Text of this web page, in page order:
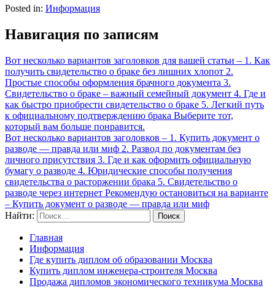
Posted in: Информация
Навигация по записям
Вот несколько вариантов заголовков для вашей статьи – 1. Как
получить свидетельство о браке без лишних хлопот 2.
Простые способы оформления брачного документа 3.
Свидетельство о браке – важный семейный документ 4. Где и
как быстро приобрести свидетельство о браке 5. Легкий путь
к официальному подтверждению брака Выберите тот,
который вам больше понравится.
Вот несколько вариантов заголовков – 1. Купить документ о
разводе — правда или миф 2. Развод по документам без
личного присутствия 3. Где и как оформить официальную
бумагу о разводе 4. Юридические способы получения
свидетельства о расторжении брака 5. Свидетельство о
разводе через интернет Рекомендую остановиться на варианте
– Купить документ о разводе — правда или миф
Найти:
Главная
Информация
Где купить диплом об образовании Москва
Купить диплом инженера-строителя Москва
Продажа дипломов экономического техникума Москва